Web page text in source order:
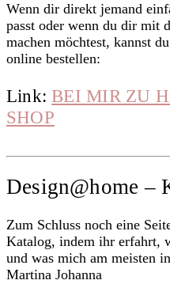
Wenn dir direkt jemand
passt oder wenn du dir mit
machen möchtest, kannst
online bestellen:
Link:BEI MIR ZU
SHOP
Design@home –
Zum Schluss noch eine
Katalog, indem ihr erfahrt,
und was mich am meisten
Martina Johanna